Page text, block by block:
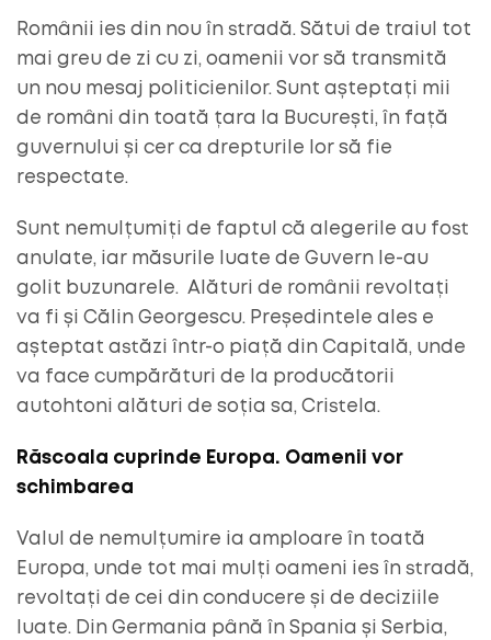
Românii ies din nou în stradă. Sătui de traiul tot
mai greu de zi cu zi, oamenii vor să transmită
un nou mesaj politicienilor. Sunt așteptați mii
de români din toată țara la București, în față
guvernului și cer ca drepturile lor să fie
respectate.
Sunt nemulțumiți de faptul că alegerile au fost
anulate, iar măsurile luate de Guvern le-au
golit buzunarele. Alături de românii revoltați
va fi și Călin Georgescu. Președintele ales e
așteptat astăzi într-o piață din Capitală, unde
va face cumpărături de la producătorii
autohtoni alături de soția sa, Cristela.
Răscoala cuprinde Europa. Oamenii vor
schimbarea
Valul de nemulțumire ia amploare în toată
Europa, unde tot mai mulți oameni ies în stradă,
revoltați de cei din conducere și de deciziile
luate. Din Germania până în Spania și Serbia,